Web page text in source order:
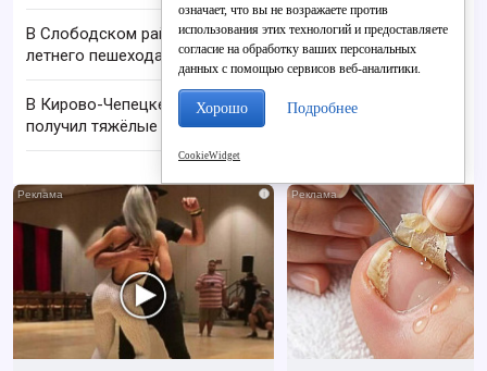
В Слободском районе водитель фуры сбил 28-
летнего пешехода
В Кирово-Чепецке рабочий упал с лестницы и
получил тяжёлые травмы
i
означает, что вы не возражаете против
использования этих технологий и предоставляете
согласие на обработку ваших персональных
данных с помощью сервисов веб-аналитики.
Хорошо Подробнее
CookieWidget